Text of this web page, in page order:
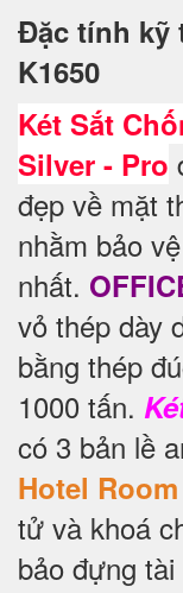
Đặc tính kỹ
K1650
Két Sắt
Silver - Pro
đẹp về mặt
nhằm bảo
nhất.
vỏ thép dày
bằng thép
1000 tấn.
có 3 bản lề
Hotel
tử và khoá
bảo đựng